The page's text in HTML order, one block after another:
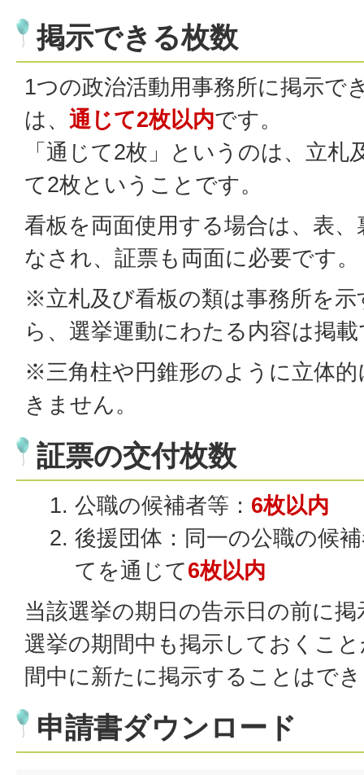
掲示できる枚数
1つの政治活動用事務所に掲示で
は、 通じて2枚以内です。
「通じて2枚」というのは、立
て2枚ということです。
看板を両面使用する場合は、表
なされ、証票も両面に必要です。
※立札及び看板の類は事務所を
ら、選挙運動にわたる内容は掲
※三角柱や円錐形のように立体
きません。
証票の交付枚数
公職の候補者等： 6枚以内
後援団体：同一の公職の候
てを通じて6枚以内
当該選挙の期日の告示日の前に
選挙の期間中も掲示しておくこ
間中に新たに掲示することはで
申請書ダウンロード